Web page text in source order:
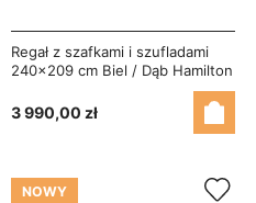
Regał z szafkami i szufladami
240x209 cm Biel / Dąb Hamilton
3 990,00 zł
NOWY